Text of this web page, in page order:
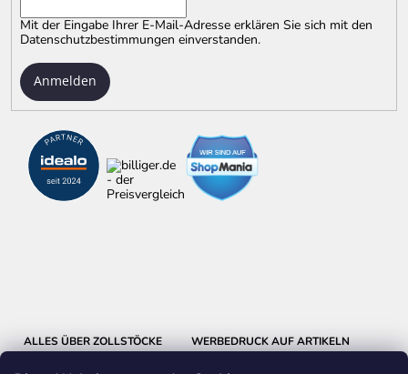
Mit der Eingabe Ihrer E-Mail-Adresse erklären Sie sich mit den
Datenschutzbestimmungen einverstanden.
Anmelden
ALLES ÜBER ZOLLSTÖCKE WERBEDRUCK AUF ARTIKELN